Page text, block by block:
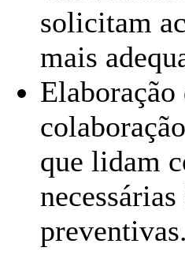
solicitam
mais
que lidam
preventivas.